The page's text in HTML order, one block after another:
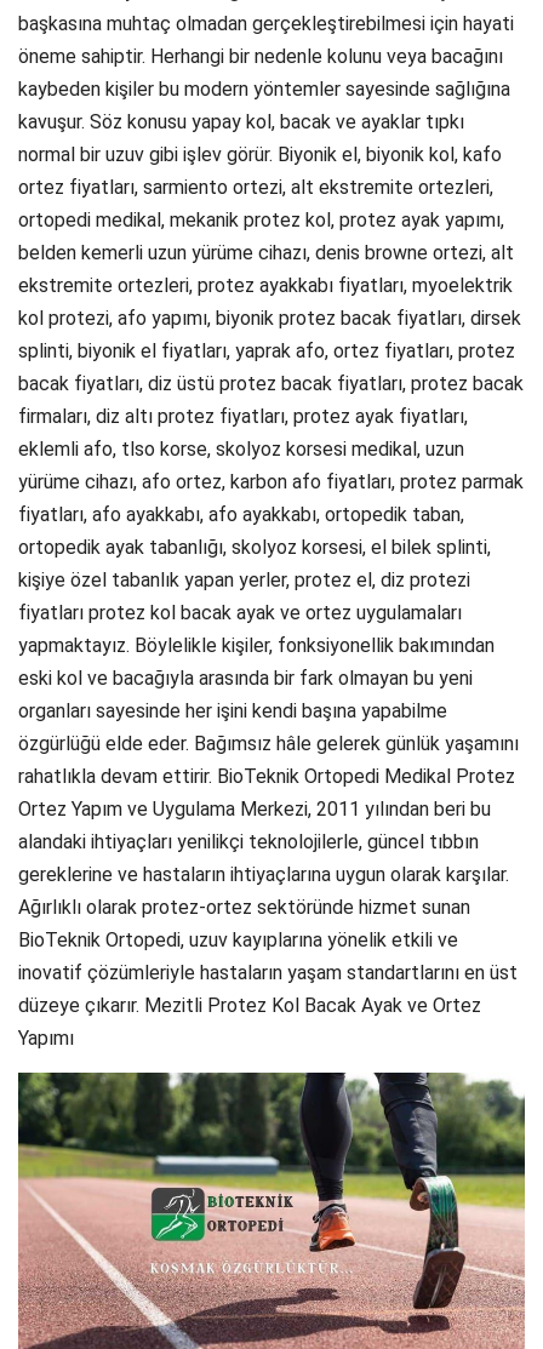
başkasına muhtaç olmadan gerçekleştirebilmesi için hayati
öneme sahiptir. Herhangi bir nedenle kolunu veya bacağını
kaybeden kişiler bu modern yöntemler sayesinde sağlığına
kavuşur. Söz konusu yapay kol, bacak ve ayaklar tıpkı
normal bir uzuv gibi işlev görür. Biyonik el, biyonik kol, kafo
ortez fiyatları, sarmiento ortezi, alt ekstremite ortezleri,
ortopedi medikal, mekanik protez kol, protez ayak yapımı,
belden kemerli uzun yürüme cihazı, denis browne ortezi, alt
ekstremite ortezleri, protez ayakkabı fiyatları, myoelektrik
kol protezi, afo yapımı, biyonik protez bacak fiyatları, dirsek
splinti, biyonik el fiyatları, yaprak afo, ortez fiyatları, protez
bacak fiyatları, diz üstü protez bacak fiyatları, protez bacak
firmaları, diz altı protez fiyatları, protez ayak fiyatları,
eklemli afo, tlso korse, skolyoz korsesi medikal, uzun
yürüme cihazı, afo ortez, karbon afo fiyatları, protez parmak
fiyatları, afo ayakkabı, afo ayakkabı, ortopedik taban,
ortopedik ayak tabanlığı, skolyoz korsesi, el bilek splinti,
kişiye özel tabanlık yapan yerler, protez el, diz protezi
fiyatları protez kol bacak ayak ve ortez uygulamaları
yapmaktayız. Böylelikle kişiler, fonksiyonellik bakımından
eski kol ve bacağıyla arasında bir fark olmayan bu yeni
organları sayesinde her işini kendi başına yapabilme
özgürlüğü elde eder. Bağımsız hâle gelerek günlük yaşamını
rahatlıkla devam ettirir. BioTeknik Ortopedi Medikal Protez
Ortez Yapım ve Uygulama Merkezi, 2011 yılından beri bu
alandaki ihtiyaçları yenilikçi teknolojilerle, güncel tıbbın
gereklerine ve hastaların ihtiyaçlarına uygun olarak karşılar.
Ağırlıklı olarak protez-ortez sektöründe hizmet sunan
BioTeknik Ortopedi, uzuv kayıplarına yönelik etkili ve
inovatif çözümleriyle hastaların yaşam standartlarını en üst
düzeye çıkarır. Mezitli Protez Kol Bacak Ayak ve Ortez
Yapımı